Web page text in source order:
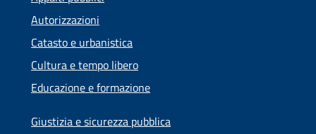
Autorizzazioni
Catasto e urbanistica
Cultura e tempo libero
Educazione e formazione
Giustizia e sicurezza pubblica